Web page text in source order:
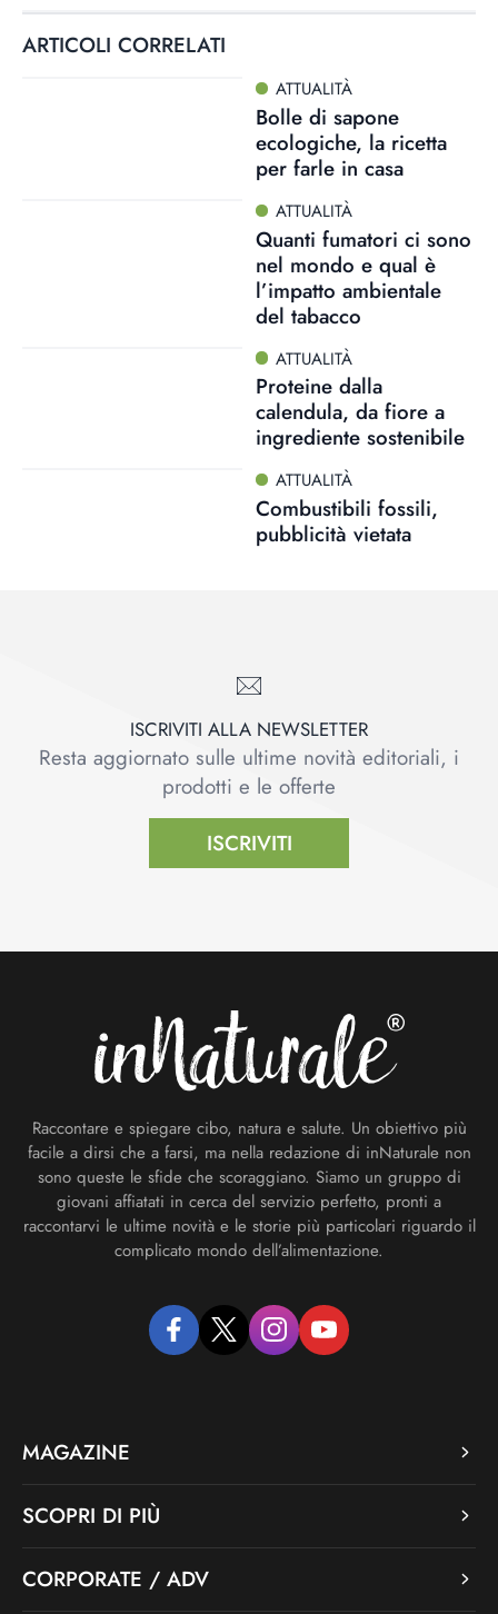
ARTICOLI CORRELATI
ATTUALITÀ
Bolle di sapone
ecologiche, la ricetta
per farle in casa
ATTUALITÀ
Quanti fumatori ci sono
nel mondo e qual è
l’impatto ambientale
del tabacco
ATTUALITÀ
Proteine dalla
calendula, da fiore a
ingrediente sostenibile
ATTUALITÀ
Combustibili fossili,
pubblicità vietata
ISCRIVITI ALLA NEWSLETTER
Resta aggiornato sulle ultime novità editoriali, i
prodotti e le offerte
ISCRIVITI
Raccontare e spiegare cibo, natura e salute. Un obiettivo più
facile a dirsi che a farsi, ma nella redazione di inNaturale non
sono queste le sfide che scoraggiano. Siamo un gruppo di
giovani affiatati in cerca del servizio perfetto, pronti a
raccontarvi le ultime novità e le storie più particolari riguardo il
complicato mondo dell’alimentazione.
facebooktwitter instagramyoutube
MAGAZINE
SCOPRI DI PIÙ
CORPORATE / ADV